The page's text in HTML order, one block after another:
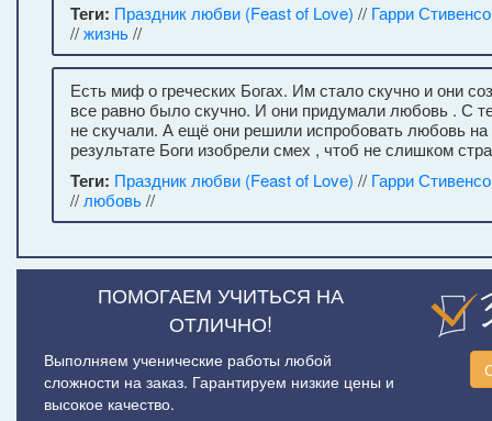
Теги: Праздник любви (Feast of Love) // Гарри
//жизнь//
Есть миф о греческих Богах. Им стало скучно и они
все равно было скучно. И они придумали любовь . С
не скучали. А ещё они решили испробовать любовь на
результате Боги изобрели смех , чтоб не слишком
Теги: Праздник любви (Feast of Love) // Гарри
// любовь//
ПОМОГАЕМ УЧИТЬСЯ НА
ОТЛИЧНО!
Выполняем ученические работы любой
сложности на заказ. Гарантируем низкие цены и
высокое качество.